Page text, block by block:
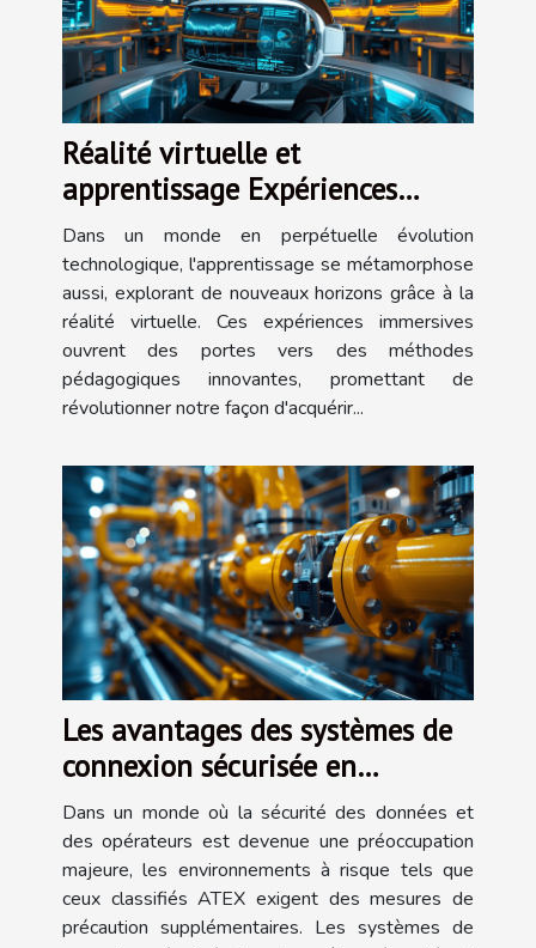
Réalité virtuelle et
apprentissage Expériences
immersives comme outils
pédagogiques de demain
Dans un monde en perpétuelle évolution
technologique, l'apprentissage se métamorphose
aussi, explorant de nouveaux horizons grâce à la
réalité virtuelle. Ces expériences immersives
ouvrent des portes vers des méthodes
pédagogiques innovantes, promettant de
révolutionner notre façon d'acquérir...
Les avantages des systèmes de
connexion sécurisée en
environnements ATEX
Dans un monde où la sécurité des données et
des opérateurs est devenue une préoccupation
majeure, les environnements à risque tels que
ceux classifiés ATEX exigent des mesures de
précaution supplémentaires. Les systèmes de